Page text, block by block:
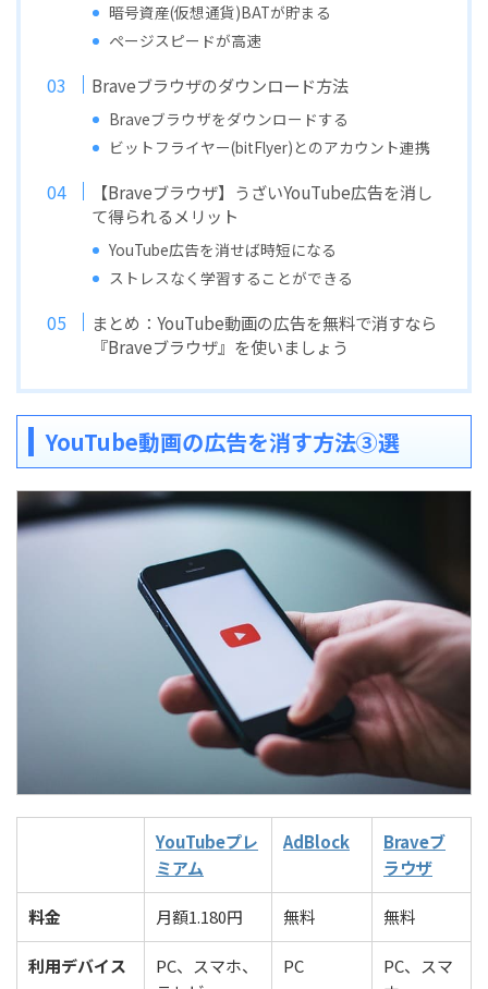
暗号資産(仮想通貨)BATが貯まる
ページスピードが高速
Braveブラウザのダウンロード方法
Braveブラウザをダウンロードする
ビットフライヤー(bitFlyer)とのアカウント連携
【Braveブラウザ】うざいYouTube広告を消し
て得られるメリット
YouTube広告を消せば時短になる
ストレスなく学習することができる
まとめ：YouTube動画の広告を無料で消すなら
『Braveブラウザ』を使いましょう
YouTube動画の広告を消す方法③選
YouTubeプレ
ミアム
AdBlock
Braveブ
ラウザ
料金 月額1.180円 無料 無料
利用デバイス
PC、スマホ、
PC
PC、スマ